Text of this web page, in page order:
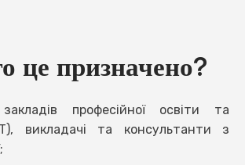
це призначено?
професійної освіти та
викладачі та консультанти з